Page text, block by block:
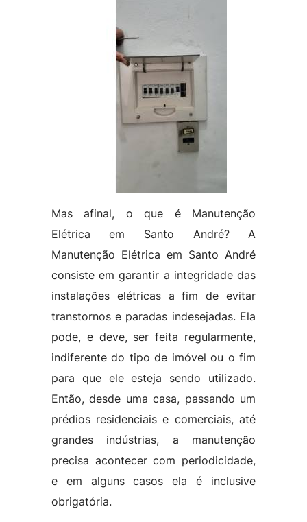
Mas afinal, o que é Manutenção
Elétrica em Santo André? A
Manutenção Elétrica em Santo André
consiste em garantir a integridade das
instalações elétricas a fim de evitar
transtornos e paradas indesejadas. Ela
pode, e deve, ser feita regularmente,
indiferente do tipo de imóvel ou o fim
para que ele esteja sendo utilizado.
Então, desde uma casa, passando um
prédios residenciais e comerciais, até
grandes indústrias, a manutenção
precisa acontecer com periodicidade,
e em alguns casos ela é inclusive
obrigatória.